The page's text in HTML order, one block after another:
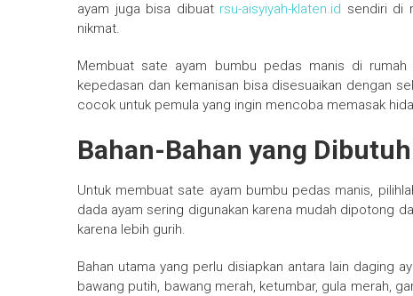
ayam juga bisa dibuat rsu-aisyiyah-klaten.id sendiri di
nikmat.
Membuat sate ayam bumbu pedas manis di rumah
kepedasan dan kemanisan bisa disesuaikan dengan
cocok untuk pemula yang ingin mencoba memasak
Bahan-Bahan yang
Untuk membuat sate ayam bumbu pedas manis,
dada ayam sering digunakan karena mudah dipotong
karena lebih gurih.
Bahan utama yang perlu disiapkan antara lain daging
bawang putih, bawang merah, ketumbar, gula merah,